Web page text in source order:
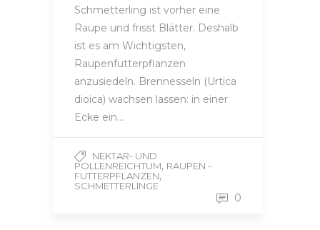
Schmetterling ist vorher eine
Raupe und frisst Blätter. Deshalb
ist es am Wichtigsten,
Raupenfutterpflanzen
anzusiedeln. Brennesseln (Urtica
dioica) wachsen lassen: in einer
Ecke ein…
NEKTAR- UND
POLLENREICHTUM, RAUPEN -
FUTTERPFLANZEN,
SCHMETTERLINGE
0